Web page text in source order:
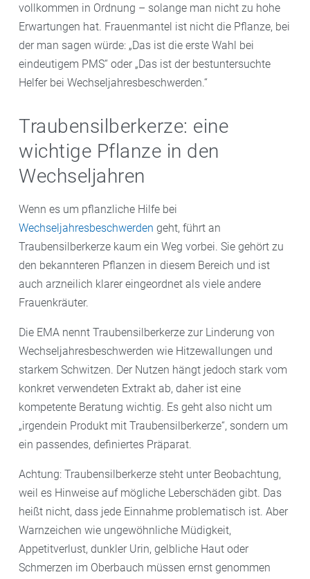
vollkommen in Ordnung – solange man nicht zu hohe
Erwartungen hat. Frauenmantel ist nicht die Pflanze, bei
der man sagen würde: „Das ist die erste Wahl bei
eindeutigem PMS“ oder „Das ist der bestuntersuchte
Helfer bei Wechseljahresbeschwerden.“
Traubensilberkerze: eine
wichtige Pflanze in den
Wechseljahren
Wenn es um pflanzliche Hilfe bei
Wechseljahresbeschwerden geht, führt an
Traubensilberkerze kaum ein Weg vorbei. Sie gehört zu
den bekannteren Pflanzen in diesem Bereich und ist
auch arzneilich klarer eingeordnet als viele andere
Frauenkräuter.
Die EMA nennt Traubensilberkerze zur Linderung von
Wechseljahresbeschwerden wie Hitzewallungen und
starkem Schwitzen. Der Nutzen hängt jedoch stark vom
konkret verwendeten Extrakt ab, daher ist eine
kompetente Beratung wichtig. Es geht also nicht um
„irgendein Produkt mit Traubensilberkerze“, sondern um
ein passendes, definiertes Präparat.
Achtung: Traubensilberkerze steht unter Beobachtung,
weil es Hinweise auf mögliche Leberschäden gibt. Das
heißt nicht, dass jede Einnahme problematisch ist. Aber
Warnzeichen wie ungewöhnliche Müdigkeit,
Appetitverlust, dunkler Urin, gelbliche Haut oder
Schmerzen im Oberbauch müssen ernst genommen